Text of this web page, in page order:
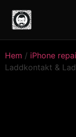
Hem / iPhone
Laddkontakt &